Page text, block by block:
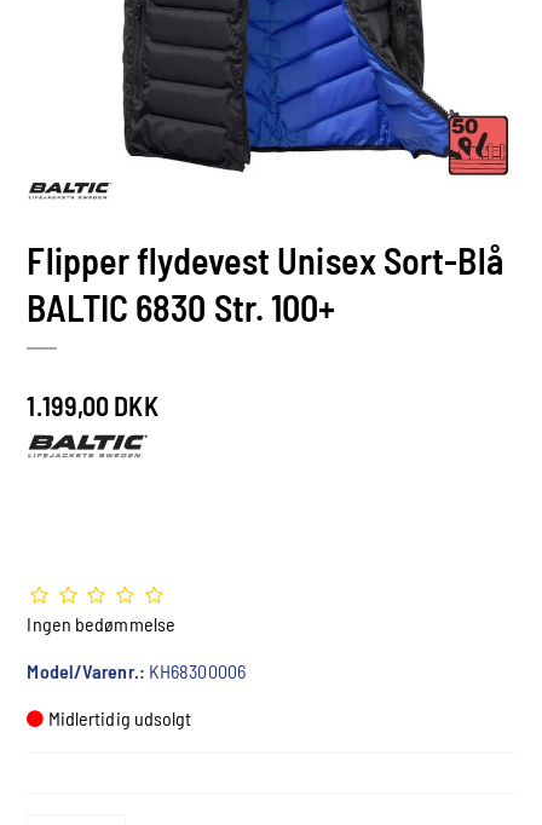
Flipper flydevest Unisex Sort-Blå
BALTIC 6830 Str. 100+
1.199,00 DKK
Ingen bedømmelse
Model/Varenr.: KH68300006
Midlertidig udsolgt